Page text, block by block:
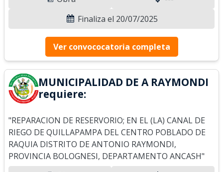
Finaliza el 20/07/2025
Ver convococatoria completa
MUNICIPALIDAD DE A RAYMONDI
requiere:
"REPARACION DE RESERVORIO; EN EL (LA) CANAL DE
RIEGO DE QUILLAPAMPA DEL CENTRO POBLADO DE
RAQUIA DISTRITO DE ANTONIO RAYMONDI,
PROVINCIA BOLOGNESI, DEPARTAMENTO ANCASH"